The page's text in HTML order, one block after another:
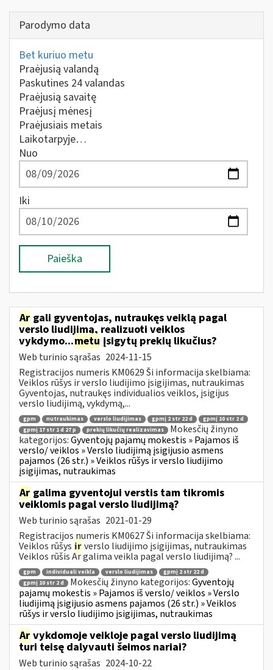
Parodymo data
Bet kuriuo metu
Praėjusią valandą
Paskutines 24 valandas
Praėjusią savaitę
Praėjusį mėnesį
Praėjusiais metais
Laikotarpyje…
Nuo
Iki
Paieška
Ar gali gyventojas, nutraukęs veiklą pagal
verslo liudijimą, realizuoti veiklos
vykdymo...metu įsigytų prekių likučius?
Web turinio sąrašas 2024-11-15
Registracijos numeris KM0629 Ši informacija skelbiama:
Veiklos rūšys ir verslo liudijimo įsigijimas, nutraukimas
Gyventojas, nutraukęs individualios veiklos, įsigijus
verslo liudijimą, vykdymą,...
gpm nutraukimas verslo liudijimas gpmį 2 str 22 d
gpmį 10 str 2 d
gpmį 17 str 1 d 27 p
prekių likučių realizavimas
Mokesčių žinyno
kategorijos:Gyventojų pajamų mokestis » Pajamos iš
verslo/ veiklos » Verslo liudijimą įsigijusio asmens
pajamos (26 str.) » Veiklos rūšys ir verslo liudijimo
įsigijimas, nutraukimas
Ar galima gyventojui verstis tam tikromis
veiklomis pagal verslo liudijimą?
Web turinio sąrašas 2021-01-29
Registracijos numeris KM0627 Ši informacija skelbiama:
Veiklos rūšys irverslo liudijimo įsigijimas, nutraukimas
Veiklos rūšis Ar galima veikla pagal verslo liudijimą? ...
gpm individuali veikla verslo liudijimas
gpmį 2 str 22 d
gpmį 10 str 2 d
Mokesčių žinyno kategorijos:Gyventojų
pajamų mokestis » Pajamos iš verslo/ veiklos » Verslo
liudijimą įsigijusio asmens pajamos (26 str.) » Veiklos
rūšys ir verslo liudijimo įsigijimas, nutraukimas
Ar vykdomoje veikloje pagal verslo liudijimą
turi teisę dalyvauti šeimos nariai?
Web turinio sąrašas 2024-10-22